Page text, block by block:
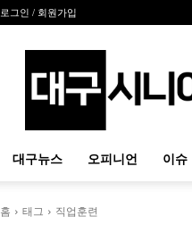
로그인 / 회원가입
시
대구뉴스 오피니언 이슈
홈 태그 직업훈련